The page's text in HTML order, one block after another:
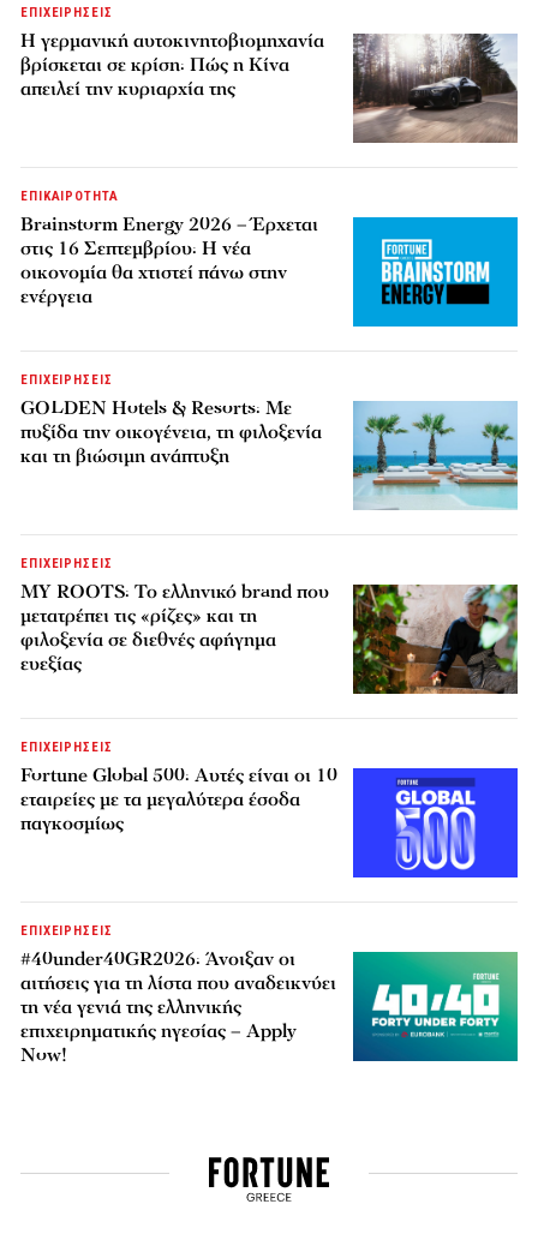
ΕΠΙΧΕΙΡΗΣΕΙΣ
Η γερμανική αυτοκινητοβιομηχανία
βρίσκεται σε κρίση: Πώς η Κίνα
απειλεί την κυριαρχία της
ΕΠΙΚΑΙΡΟΤΗΤΑ
Brainstorm Energy 2026 – Έρχεται
στις 16 Σεπτεμβρίου: Η νέα
οικονομία θα χτιστεί πάνω στην
ενέργεια
ΕΠΙΧΕΙΡΗΣΕΙΣ
GOLDEN Hotels & Resorts: Με
πυξίδα την οικογένεια, τη φιλοξενία
και τη βιώσιμη ανάπτυξη
ΕΠΙΧΕΙΡΗΣΕΙΣ
MY ROOTS: Το ελληνικό brand που
μετατρέπει τις «ρίζες» και τη
φιλοξενία σε διεθνές αφήγημα
ευεξίας
ΕΠΙΧΕΙΡΗΣΕΙΣ
Fortune Global 500: Αυτές είναι οι 10
εταιρείες με τα μεγαλύτερα έσοδα
παγκοσμίως
ΕΠΙΧΕΙΡΗΣΕΙΣ
#40under40GR2026: Άνοιξαν οι
αιτήσεις για τη λίστα που αναδεικνύει
τη νέα γενιά της ελληνικής
επιχειρηματικής ηγεσίας – Apply
Now!